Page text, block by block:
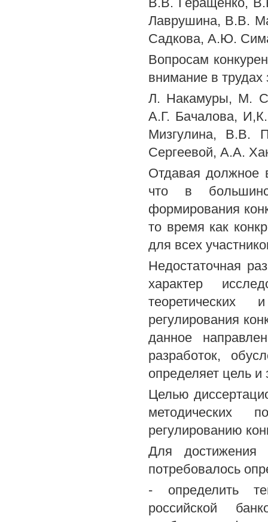
Лаврушина, В.В.
Садкова, А.Ю.
Вопросам
внимание в
Л. Накамуры, М.
А.Г. Бачалова,
Мизгулина, В.В.
Сергеевой, A.A.
Отдавая должное
что в
формирования
то время как
для всех
Недостаточная
характер
регулирования
данное
разработок,
определяет цель
Целью
методических
регулированию
Для достижения
потребовалось
- определить
российской